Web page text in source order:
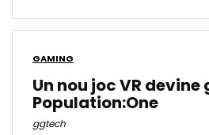
GAMING
Un nou joc VR
Population:One
ggtech